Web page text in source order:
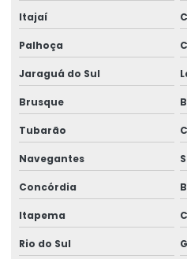
Análise de caixa separadora
Análise de carbono no solo
Análise de carne bovina
Análise conama 357
Análise de contaminantes em
Análise csao
Análise da água em etas
Análise da caixa separadora de
Análise da qualidade da água
Itajaí
Palhoça
Jaraguá do Sul
Brusque
Tubarão
Navegantes
Concórdia
Itapema
Rio do Sul